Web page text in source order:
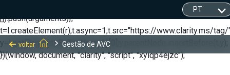
(function(c,l,a,r,i,t,y){ c[a]=c[a]||function(){(c[a].q=c[a].q||
[]).push(arguments)};
t=l.createElement(r);t.async=1;t.src="https://www.clarity.ms/tag/
y=l.getElementsByTagName(r)[0];y.parentNode.insertBefore(t,y);
})(window, document, "clarity", "script", "xyiqp4ejzc");
voltar Gestão de AVC